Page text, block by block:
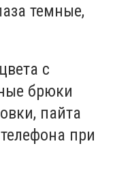
темные,
с
брюки
пайта
при